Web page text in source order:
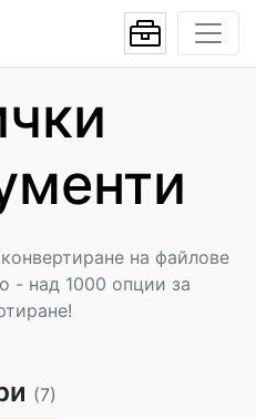
на файлове
- над 1000 опции за
(7)